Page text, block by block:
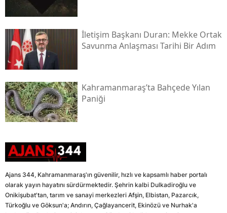
İletişim Başkanı Duran: Mekke Ortak
Savunma Anlaşması Tarihi Bir Adım
Kahramanmaraş’ta Bahçede Yılan
Paniği
Ajans 344, Kahramanmaraş'ın güvenilir, hızlı ve kapsamlı haber portalı
olarak yayın hayatını sürdürmektedir. Şehrin kalbi Dulkadiroğlu ve
Onikişubat'tan, tarım ve sanayi merkezleri Afşin, Elbistan, Pazarcık,
Türkoğlu ve Göksun'a; Andırın, Çağlayancerit, Ekinözü ve Nurhak'a